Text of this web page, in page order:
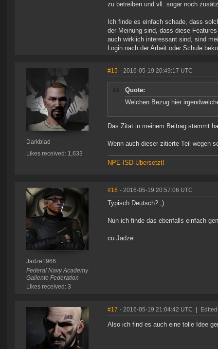
zu betreiben und vll. sogar noch
Ich finde es einfach schade, dass
der Meinung sind, dass diese
auch wirklich interessant sind, sind
Login nach der Arbeit oder Schule
Darkblad
Likes received: 1,633
#15 - 2016-05-19 20:49:17 UTC
Quote:
Welchen Bezug hier
Das Zitat in meinem Beitrag stammt
Wenn auch dieser zitierte Teil wegen
NPE- ISD-Übersetzt!
Jadze1966
Federal Navy Academy
Gallente Federation
Likes received: 3
#16 - 2016-05-19 20:57:06 UTC
Typisch Deutsch? ;)
Nun ich finde das ebenfalls einfach
cu Jadze
#17 - 2016-05-19 21:04:42 UTC
Also ich find es auch eine tolle Idee